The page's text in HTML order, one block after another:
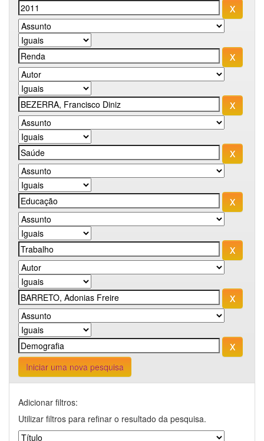
Iniciar uma nova pesquisa
Adicionar filtros:
Utilizar filtros para refinar o resultado da pesquisa.